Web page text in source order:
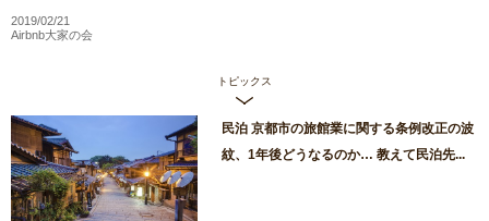
2019/02/21
Airbnb大家の会
トピックス
民泊 京都市の旅館業に関する条例改正の波
紋、1年後どうなるのか… 教えて民泊先...